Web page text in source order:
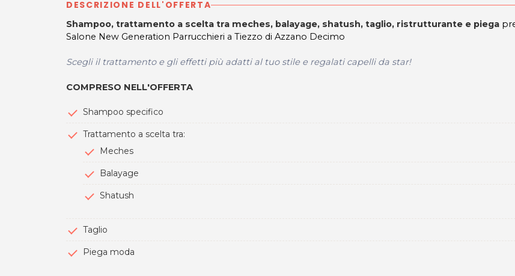
DESCRIZIONE DELL'OFFERTA
Shampoo, trattamento a scelta tra meches, balayage, shatush, taglio, ristrutturante e piega
Salone New Generation Parrucchieri a Tiezzo di Azzano Decimo
Scegli il trattamento e gli effetti più adatti al tuo stile e regalati capelli da star!
COMPRESO NELL'OFFERTA
Shampoo specifico
Trattamento a scelta tra:
Meches
Balayage
Shatush
Taglio
Piega moda